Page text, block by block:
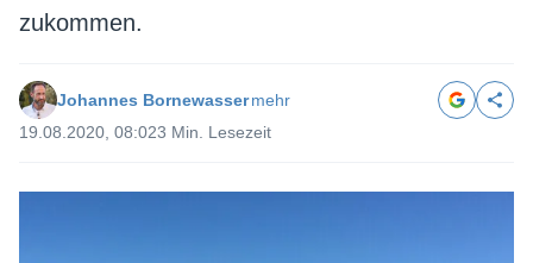
zukommen.
Johannes Bornewassermehr
19.08.2020, 08:023 Min. Lesezeit